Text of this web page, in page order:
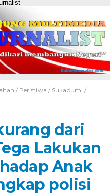
/ Peristiwa / Sukabumi /
dari
Lakukan
Anak
polisi